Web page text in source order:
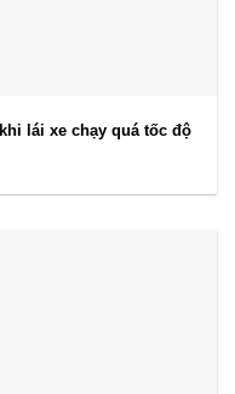
lái xe chạy quá tốc độ